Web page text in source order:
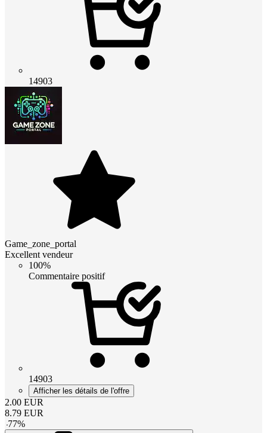
14903
Game_zone_portal
Excellent vendeur
100%
Commentaire positif
14903
Afficher les détails de l'offre
2.00 EUR
8.79 EUR
-77%